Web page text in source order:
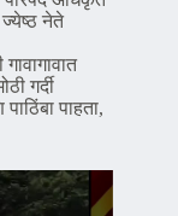
ज्येष्ठ नेते
गर्दी
पाहता,